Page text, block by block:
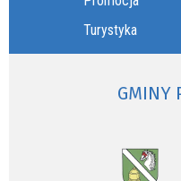
Turystyka
GMINY